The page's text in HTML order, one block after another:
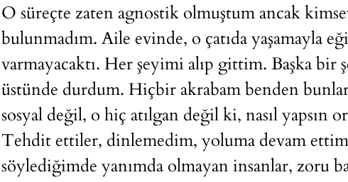
O süreçte zaten agnostik olmuştum ancak
bulunmadım. Aile evinde, o çatıda yaşamayla
varmayacaktı. Her şeyimi alıp gittim. Başka
üstünde durdum. Hiçbir akrabam benden
sosyal değil, o hiç atılgan değil ki, nasıl yapsın
Tehdit ettiler, dinlemedim, yoluma devam
söylediğimde yanımda olmayan insanlar, zoru